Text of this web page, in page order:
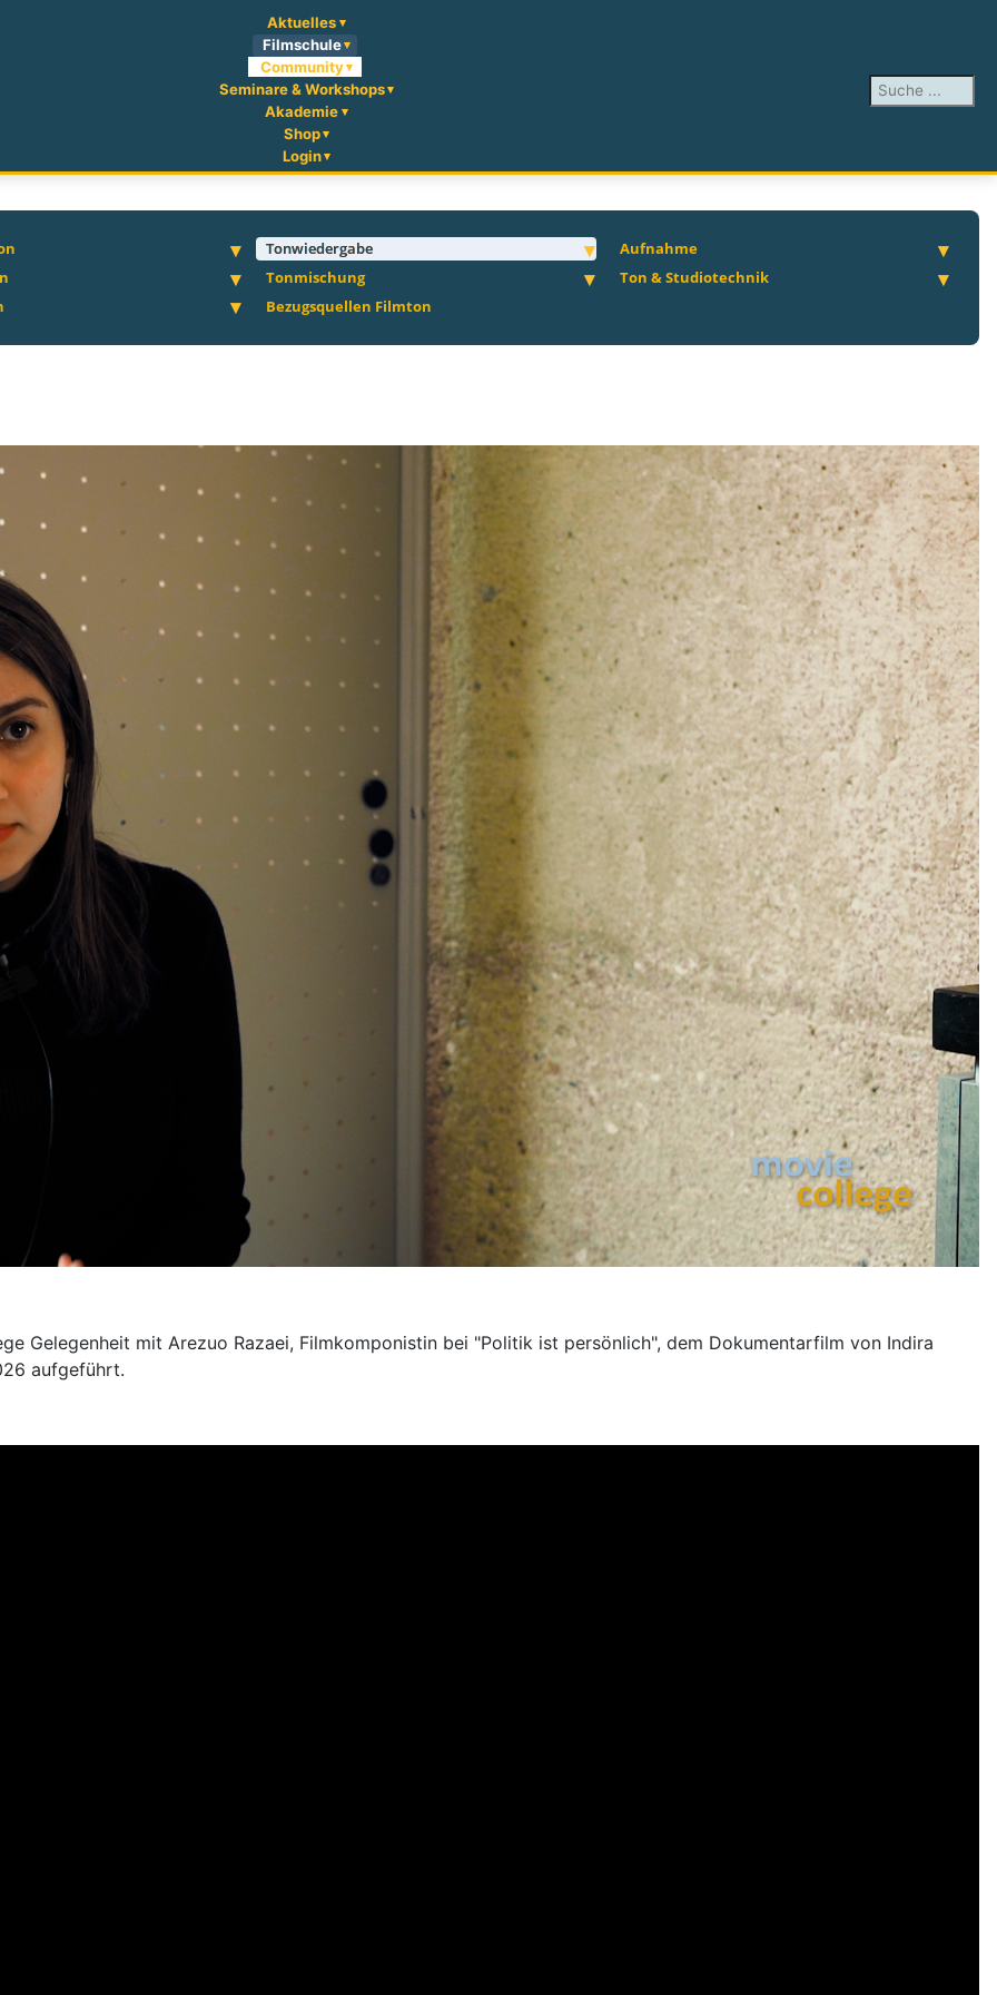
Aktuelles
Filmschule
Community
Seminare & Workshops
Akademie
Shop
Login
Suchen ...
Tonwiedergabe
Aufnahme
Tonmischung
Ton & Studiotechnik
Bezugsquellen Filmton
Gelegenheit mit Arezuo Razaei, Filmkomponistin bei "Politik ist persönlich", dem Dokumentarfilm von Indira
aufgeführt.